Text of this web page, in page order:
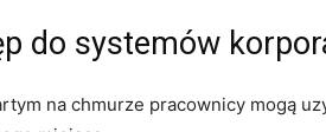
do systemów
na chmurze pracownicy mogą